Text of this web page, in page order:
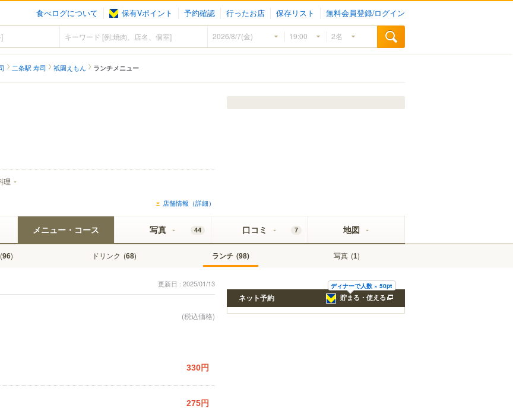
食べログについて 保有Vポイント 予約確認 行ったお店 保存リスト 無料会員登録/ログイン
二条駅 寿司 祇園えもん ランチメニュー
理
店舗情報（詳細）
メニュー・コース
(96) ドリンク (68) ランチ (98) 写真 (1)
写真 44 口コミ 7 地図
更新日 : 2025/01/13
(税込価格)
330円
275円
ディナーで人数 × 50pt
貯まる・使える
ネット予約